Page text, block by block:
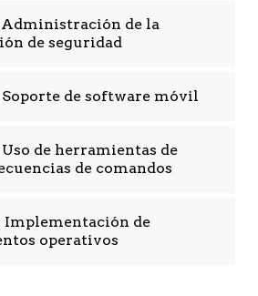
Administración de la
de seguridad
Soporte de software móvil
de herramientas de
de comandos
Implementación de
operativos